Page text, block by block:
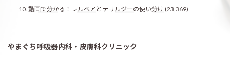
動画で分かる！レルベアとテリルジーの使い分け (23,369)
やまぐち呼吸器内科・皮膚科クリニック